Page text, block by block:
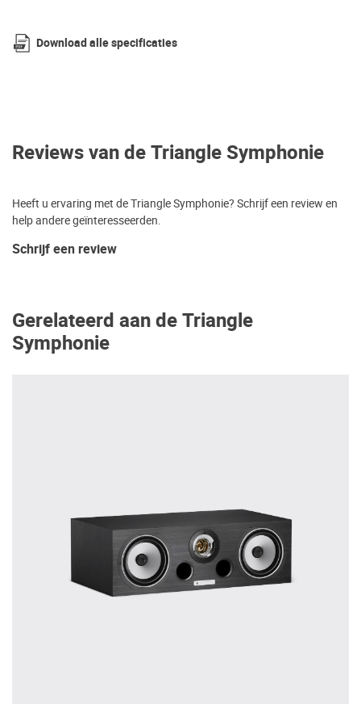
Download alle specificaties
Reviews van de Triangle Symphonie
Heeft u ervaring met de Triangle Symphonie? Schrijf een review en
help andere geïnteresseerden.
Schrijf een review
Gerelateerd aan de Triangle
Symphonie